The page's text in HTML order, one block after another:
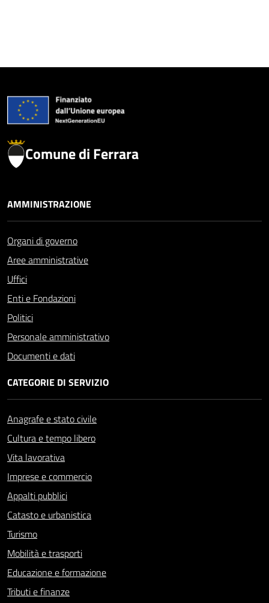
Comune di Ferrara
AMMINISTRAZIONE
Organi di governo
Aree amministrative
Uffici
Enti e Fondazioni
Politici
Personale amministrativo
Documenti e dati
CATEGORIE DI SERVIZIO
Anagrafe e stato civile
Cultura e tempo libero
Vita lavorativa
Imprese e commercio
Appalti pubblici
Catasto e urbanistica
Turismo
Mobilità e trasporti
Educazione e formazione
Tributi e finanze